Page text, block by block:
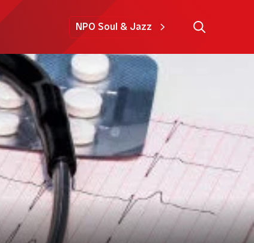
NPO Soul & Jazz